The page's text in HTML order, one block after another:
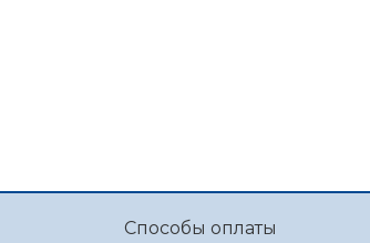
Способы оплаты